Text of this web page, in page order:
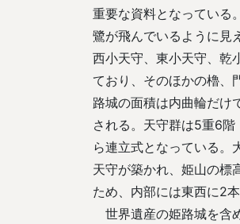
大天守と小天守（菱
重要な資料となっている
鷺が飛んでいるように見
西小天守、東小天守、乾
ており、そのほかの櫓、
路城の面積は内曲輪だけ
される。天守群は5重6
ら連立式となっている。
天守が築かれ、姫山の標
ため、内部には東西に2
世界遺産の姫路城を含